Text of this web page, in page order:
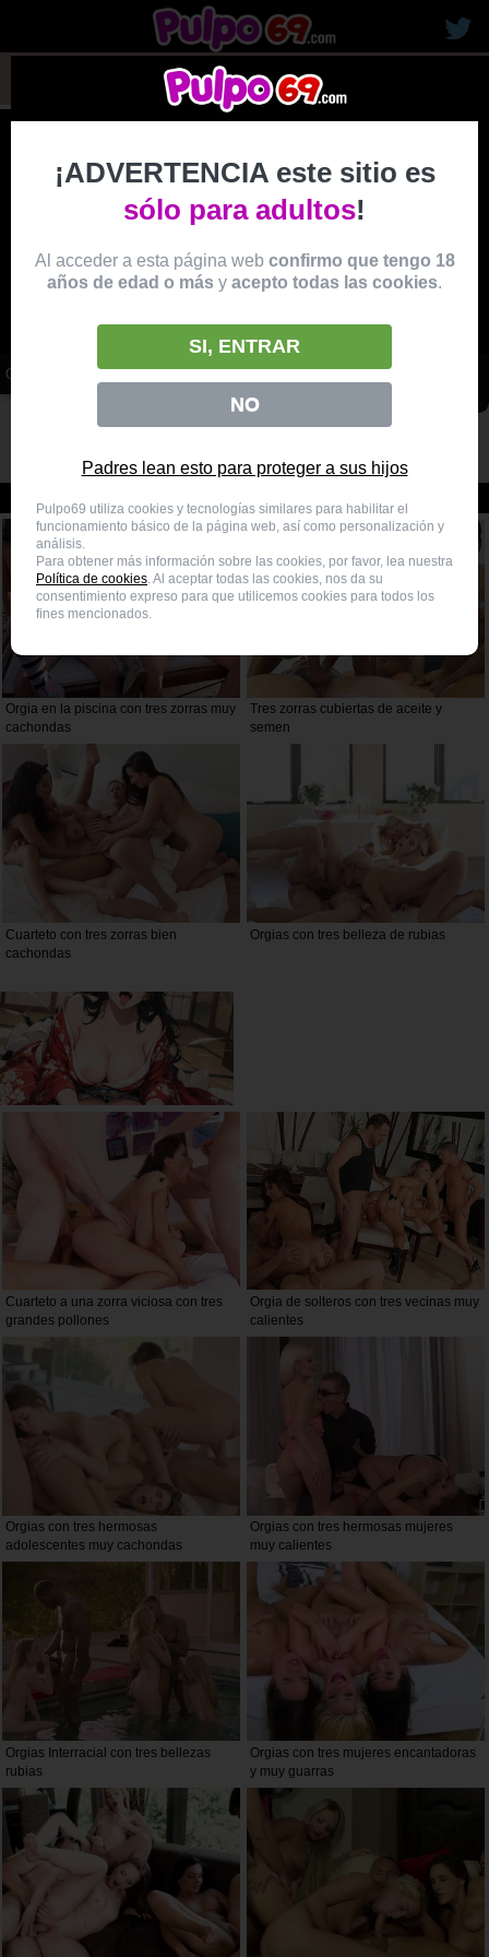
¡ADVERTENCIA este sitio es
sólo para adultos!
Al acceder a esta página web confirmo que tengo 18
años de edad o más y acepto todas las cookies.
NO
SI, ENTRAR
Padres lean esto para proteger a sus hijos
Pulpo69 utiliza cookies y tecnologías similares para habilitar el
funcionamiento básico de la página web, así como personalización y
análisis.
Para obtener más información sobre las cookies, por favor, lea nuestra
Política de cookies. Al aceptar todas las cookies, nos da su
consentimiento expreso para que utilicemos cookies para todos los
fines mencionados.
ORGIA CON TRES ZORRAS ASIATICAS DE COÑOS JUGOSOS
Orgia en la piscina con tres zorras muy
cachondas
Tres zorras cubiertas de aceite y
semen
Cuarteto con tres zorras bien
cachondas
Orgias con tres belleza de rubias
Cuarteto a una zorra viciosa con tres
grandes pollones
Orgia de solteros con tres vecinas muy
calientes
Orgias con tres hermosas
adolescentes muy cachondas
Orgias con tres hermosas mujeres
muy calientes
Orgias Interracial con tres bellezas
rubias
Orgias con tres mujeres encantadoras
y muy guarras